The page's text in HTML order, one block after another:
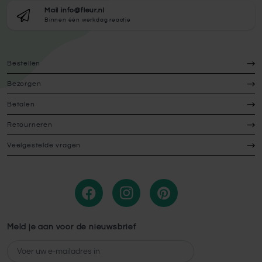
Mail info@fleur.nl
Binnen één werkdag reactie
Bestellen
Bezorgen
Betalen
Retourneren
Veelgestelde vragen
Meld je aan voor de nieuwsbrief
E-mailadres